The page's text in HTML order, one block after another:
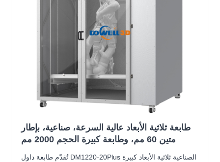
طابعة ثلاثية الأبعاد عالية السرعة، صناعية، بإطار
متين 60 مم، وطابعة كبيرة الحجم 2000 مم
تُقدّم طابعة داول DM1220-20Plus الصناعية ثلاثية الأبعاد كبيرة